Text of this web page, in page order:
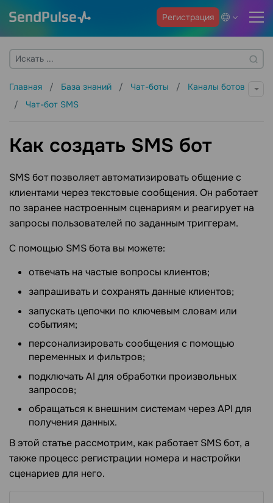
Регистрация
Главная База знаний Чат-боты
Каналы ботов
Чат-бот SMS
Как создать SMS бот
SMS бот позволяет автоматизировать общение с
клиентами через текстовые сообщения. Он работает
по заранее настроенным сценариям и реагирует на
запросы пользователей по заданным триггерам.
С помощью SMS бота вы можете:
отвечать на частые вопросы клиентов;
запрашивать и сохранять данные клиентов;
запускать цепочки по ключевым словам или
событиям;
персонализировать сообщения с помощью
переменных и фильтров;
подключать AI для обработки произвольных
запросов;
обращаться к внешним системам через API для
получения данных.
В этой статье рассмотрим, как работает SMS бот, а
также процесс регистрации номера и настройки
сценариев для него.